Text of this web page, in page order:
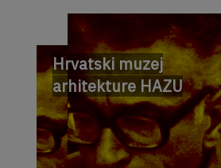
Hrvatski muzej
arhitekture HAZU